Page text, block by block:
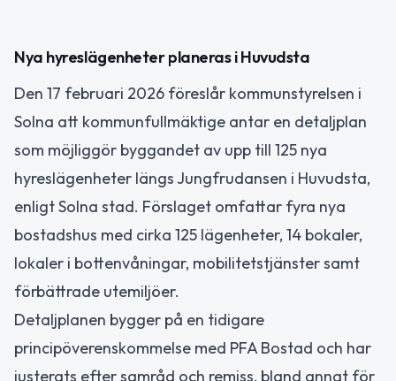
Nya hyreslägenheter planeras i Huvudsta
Den 17 februari 2026 föreslår kommunstyrelsen i
Solna att kommunfullmäktige antar en detaljplan
som möjliggör byggandet av upp till 125 nya
hyreslägenheter längs Jungfrudansen i Huvudsta,
enligt Solna stad. Förslaget omfattar fyra nya
bostadshus med cirka 125 lägenheter, 14 bokaler,
lokaler i bottenvåningar, mobilitetstjänster samt
förbättrade utemiljöer.
Detaljplanen bygger på en tidigare
principöverenskommelse med PFA Bostad och har
justerats efter samråd och remiss, bland annat för